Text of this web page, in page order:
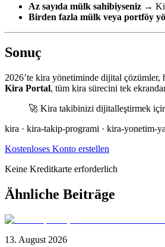
Az sayıda mülk sahibiyseniz →
Birden fazla mülk veya portföy
Sonuç
2026’te kira yönetiminde dijital çözümler,
Kira Portal, tüm kira sürecini tek
🚀 Kira takibinizi dijitalleştirmek
kira · kira-takip-programi · kira-yonetim-
Kostenloses Konto erstellen
Keine Kreditkarte erforderlich
Ähnliche Beiträge
13. August 2026